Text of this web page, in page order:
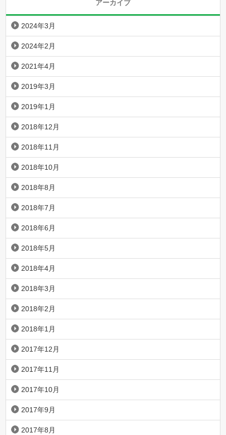
アーカイブ
2024年3月
2024年2月
2021年4月
2019年3月
2019年1月
2018年12月
2018年11月
2018年10月
2018年8月
2018年7月
2018年6月
2018年5月
2018年4月
2018年3月
2018年2月
2018年1月
2017年12月
2017年11月
2017年10月
2017年9月
2017年8月